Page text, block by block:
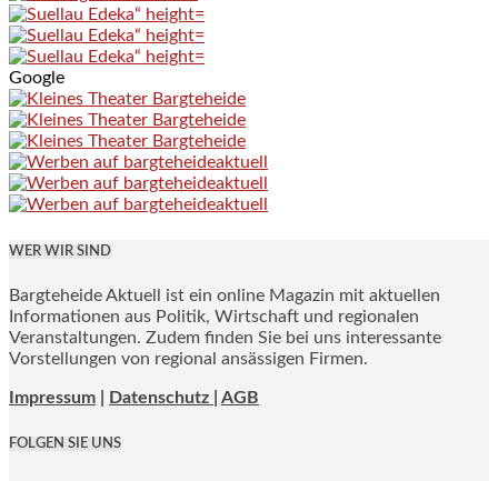
Google
WER WIR SIND
Bargteheide Aktuell ist ein online Magazin mit aktuellen
Informationen aus Politik, Wirtschaft und regionalen
Veranstaltungen. Zudem finden Sie bei uns interessante
Vorstellungen von regional ansässigen Firmen.
Impressum Datenschutz | AGB
FOLGEN SIE UNS